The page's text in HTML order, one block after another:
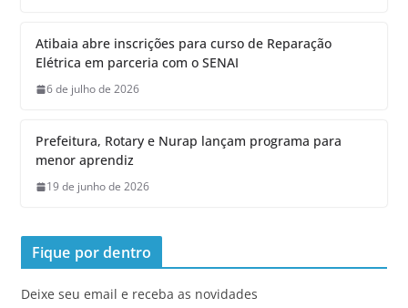
Atibaia abre inscrições para curso de Reparação
Elétrica em parceria com o SENAI
6 de julho de 2026
Prefeitura, Rotary e Nurap lançam programa para
menor aprendiz
19 de junho de 2026
Fique por dentro
Deixe seu email e receba as novidades